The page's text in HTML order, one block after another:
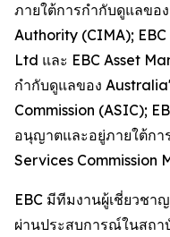
ภายใต้การกำกับดูแลขอ
Authority (CIMA);
Ltd และ EBC Asset
กำกับดูแลของ
Commission (ASIC);
อนุญาตและอยู่ภายใต้กา
Services Commission
EBC มีทีมงานผู้เชี่ยวชา
ผ่านประสบการณ์ในสถา